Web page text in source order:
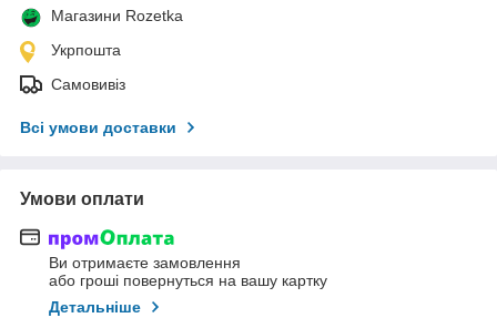
Магазини Rozetka
Укрпошта
Самовивіз
Всі умови доставки
Умови оплати
Ви отримаєте замовлення
або гроші повернуться на вашу картку
Детальніше